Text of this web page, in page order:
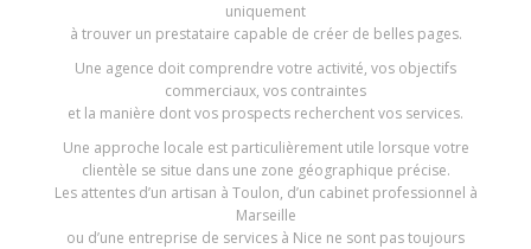
uniquement
à trouver un prestataire capable de créer de belles pages.
Une agence doit comprendre votre activité, vos objectifs
commerciaux, vos contraintes
et la manière dont vos prospects recherchent vos services.
Une approche locale est particulièrement utile lorsque votre
clientèle se situe dans une zone géographique précise.
Les attentes d’un artisan à Toulon, d’un cabinet professionnel à
Marseille
ou d’une entreprise de services à Nice ne sont pas toujours